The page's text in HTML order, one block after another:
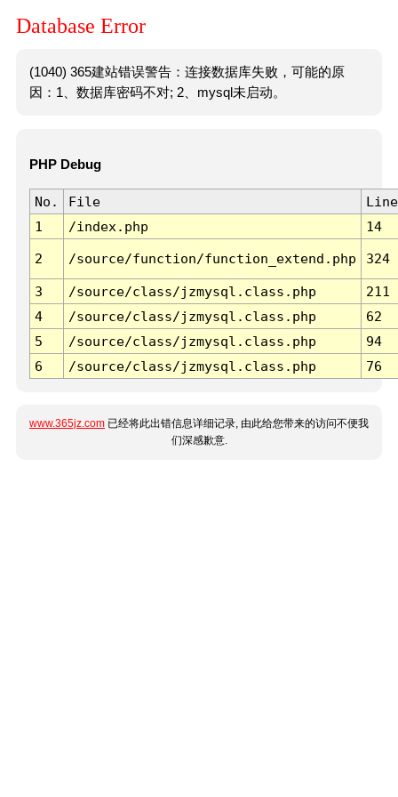
Database Error
(1040) 365建站错误警告：连接数据库失败，可能的原
因：1、数据库密码不对; 2、mysql未启动。
PHP Debug
No. File
Line
1
/index.php 14
2 /source/function/function_extend.php 324
3 /source/class/jzmysql.class.php
211
4
/source/class/jzmysql.class.php
62
5
/source/class/jzmysql.class.php
94
6
/source/class/jzmysql.class.php 76
www.365jz.com 已经将此出错信息详细记录, 由此给您带来的访问不便我
们深感歉意.